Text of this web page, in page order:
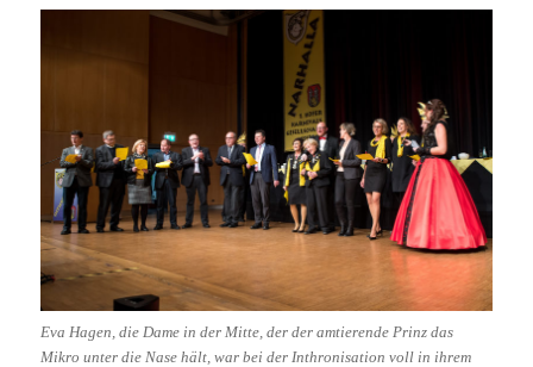
Eva Hagen, die Dame in der Mitte, der der amtierende Prinz das
Mikro unter die Nase hält, war bei der Inthronisation voll in ihrem